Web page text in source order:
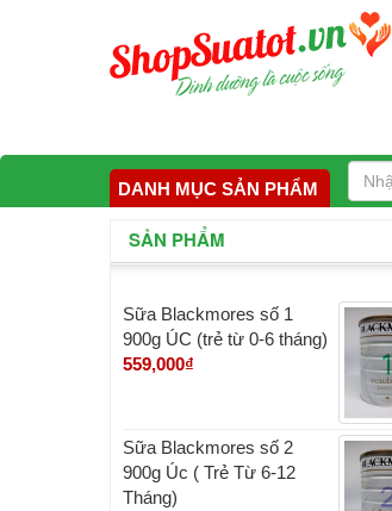
DANH MỤC SẢN PHẨM
SẢN PHẨM
Sữa Blackmores số 1
900g ÚC (trẻ từ 0-6 tháng)
559,000₫
Sữa Blackmores số 2
900g Úc ( Trẻ Từ 6-12
Tháng)